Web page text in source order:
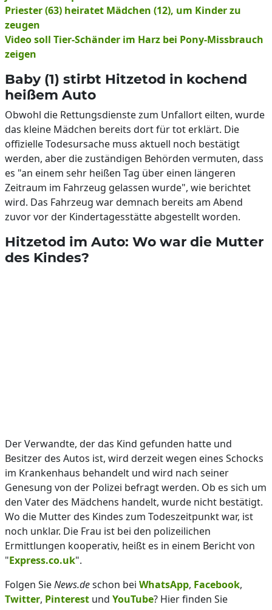
Priester (63) heiratet Mädchen (12), um Kinder zu
zeugen
Video soll Tier-Schänder im Harz bei Pony-Missbrauch
zeigen
Baby (1) stirbt Hitzetod in kochend
heißem Auto
Obwohl die Rettungsdienste zum Unfallort eilten, wurde
das kleine Mädchen bereits dort für tot erklärt. Die
offizielle Todesursache muss aktuell noch bestätigt
werden, aber die zuständigen Behörden vermuten, dass
es "an einem sehr heißen Tag über einen längeren
Zeitraum im Fahrzeug gelassen wurde", wie berichtet
wird. Das Fahrzeug war demnach bereits am Abend
zuvor vor der Kindertagesstätte abgestellt worden.
Hitzetod im Auto: Wo war die Mutter
des Kindes?
Der Verwandte, der das Kind gefunden hatte und
Besitzer des Autos ist, wird derzeit wegen eines Schocks
im Krankenhaus behandelt und wird nach seiner
Genesung von der Polizei befragt werden. Ob es sich um
den Vater des Mädchens handelt, wurde nicht bestätigt.
Wo die Mutter des Kindes zum Todeszeitpunkt war, ist
noch unklar. Die Frau ist bei den polizeilichen
Ermittlungen kooperativ, heißt es in einem Bericht von
"Express.co.uk".
Folgen SieNews.deschon bei WhatsApp, Facebook,
Twitter, Pinterest und YouTube? Hier finden Sie